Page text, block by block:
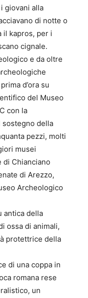
giovani alla
di notte o
il kapros, per i
cignale.
e da oltre
d’ora su
del Museo
con la
sostegno della
pezzi, molti
musei
di Chianciano
di Arezzo,
Archeologico
antica della
ossa di animali,
protettrice della
di una coppa in
romana rese
un